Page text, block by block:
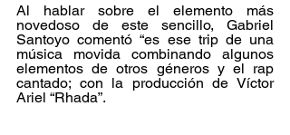
Al hablar sobre el elemento más
novedoso de este sencillo, Gabriel
Santoyo comentó “es ese trip de una
música movida combinando algunos
elementos de otros géneros y el rap
cantado; con la producción de Víctor
Ariel “Rhada”.